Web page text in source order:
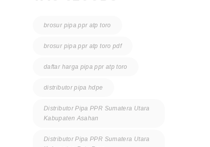
brosur pipa ppr atp toro
brosur pipa ppr atp toro pdf
daftar harga pipa ppr atp toro
distributor pipa hdpe
Distributor Pipa PPR Sumatera Utara
Kabupaten Asahan
Distributor Pipa PPR Sumatera Utara